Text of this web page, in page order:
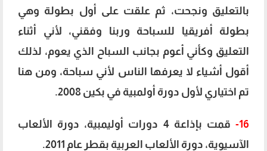
بالتعليق ونجحت، ثم علقت على أول بطولة وهي
بطولة أفريقيا للسباحة وربنا وفقني، لأني أثناء
التعليق وكأني أعوم بجانب السباح الذي يعوم، لذلك
أقول أشياء لا يعرفها الناس لأني سباحة، ومن هنا
تم اختياري لأول دورة أولمبية في بكين 2008.
16-
قمت بإذاعة 4 دورات أوليمبية، دورة الألعاب
الآسيوية، دورة الألعاب العربية بقطر عام 2011.